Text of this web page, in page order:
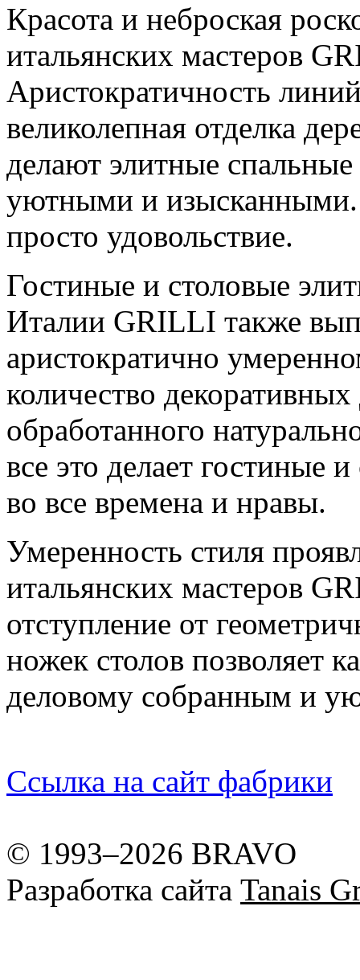
Красота и неброская
итальянских мастеров
Аристократичность
великолепная отделка
делают элитные
уютными и изысканными.
просто удовольствие.
Гостиные и столовые
Италии GRILLI также
аристократично
количество
обработанного
все это делает гостиные
во все времена и нравы.
Умеренность стиля
итальянских мастеров
отступление от
ножек столов позволяет
деловому собранным и
Ссылка на сайт фабрики
© 1993–2026 BRAVO
Разработка сайта Tanais